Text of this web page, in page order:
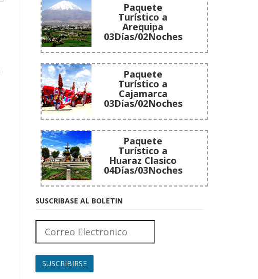
Paquete
Turístico a
Arequipa
03Días/02Noches
Paquete
Turístico a
Cajamarca
03Días/02Noches
Paquete
Turístico a
Huaraz Clasico
04Días/03Noches
SUSCRIBASE AL BOLETIN